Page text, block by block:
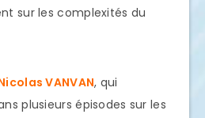
sur les complexités du
VANVAN, qui
plusieurs épisodes sur les